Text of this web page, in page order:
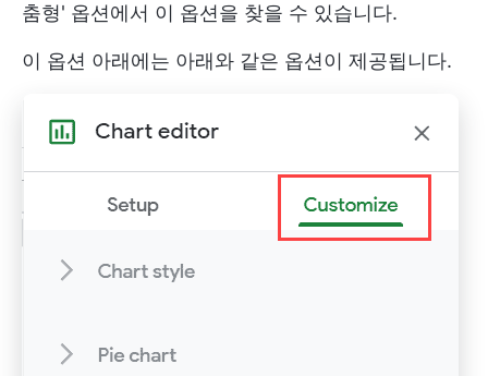
춤형' 옵션에서 이 옵션을 찾을 수 있습니다.
이 옵션 아래에는 아래와 같은 옵션이 제공됩니다.